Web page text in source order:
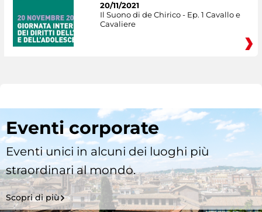
20/11/2021
Il Suono di de Chirico - Ep. 1 Cavallo e
Cavaliere
Eventi corporate
Eventi unici in alcuni dei luoghi più
straordinari al mondo.
Scopri di più